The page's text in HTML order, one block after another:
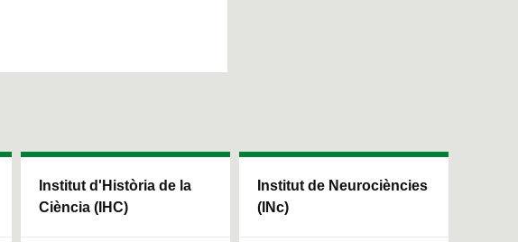
Institut d'Història de la
Ciència (IHC)
Institut de Neurociències
(INc)